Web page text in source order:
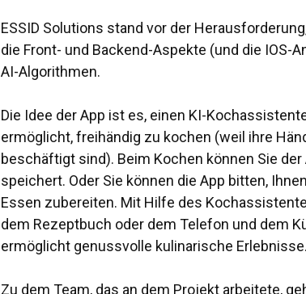
ESSID Solutions stand vor der
die Front- und Backend-Aspekte (und die IOS-
AI-Algorithmen.
Die Idee der App ist es, einen KI-
ermöglicht, freihändig zu kochen (weil ihre
beschäftigt sind). Beim Kochen können Sie
speichert. Oder Sie können die App bitten,
Essen zubereiten. Mit Hilfe des
dem Rezeptbuch oder dem Telefon und dem
ermöglicht genussvolle kulinarische Erlebnisse.
Zu dem Team, das an dem Projekt arbeitete,